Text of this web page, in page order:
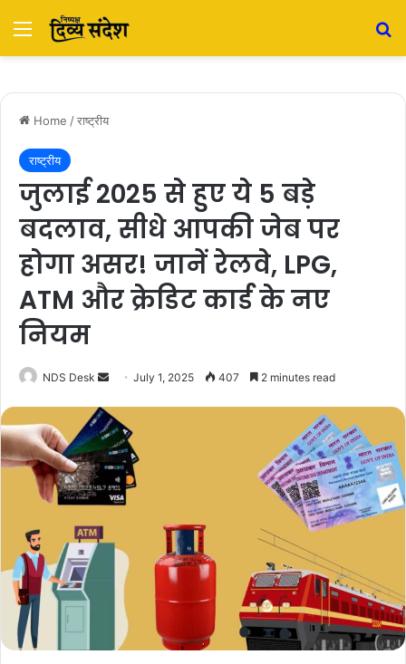
Menu
Home /राष्ट्रीय
राष्ट्रीय
जुलाई 2025 से हुए ये 5 बड़े
बदलाव, सीधे आपकी जेब पर
होगा असर! जानें रेलवे, LPG,
ATM और क्रेडिट कार्ड के नए
नियम
NDS Desk
n
d
a
n
e
a
July 1, 2025 407 2 minutes read